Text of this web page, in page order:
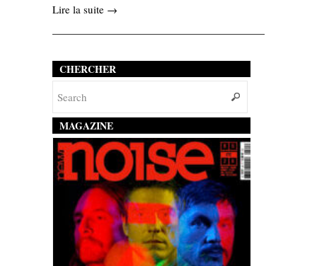
Lire la suite →
CHERCHER
MAGAZINE